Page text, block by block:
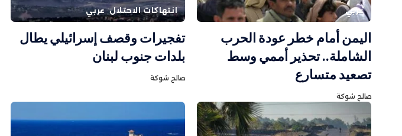
عربي
اليمن أمام خطر عودة الحرب
الشاملة.. تحذير أممي وسط
تصعيد متسارع
صالح شوكة
انتهاكات الاحتلال عربي
تفجيرات وقصف إسرائيلي يطال
بلدات جنوب لبنان
صالح شوكة